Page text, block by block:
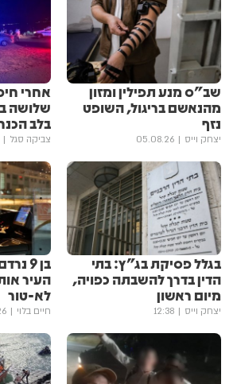
שב"ס מנע תפילין ומזון
מהנאשם בריגול, השופט
נזף
יצחק וייס 05.08.26
אחרי
שלושה
בלב
צביקה סגל
בגלל פסיקת בג"ץ: בתי
הדין בדרך להשבתה כפויה,
מיום ראשון
יצחק וייס 12:38
בן 9
העיר
לא-טור
חיים בלוי